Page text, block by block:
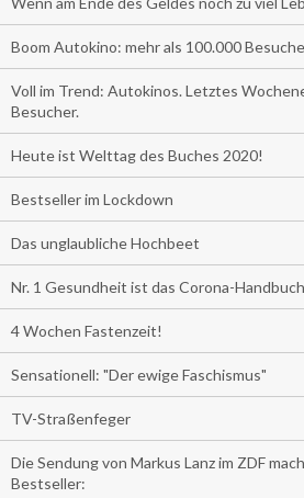
Boom Autokino: mehr als 100.000
Voll im Trend: Autokinos. Letztes
Besucher.
Heute ist Welttag des Buches 2020!
Bestseller im Lockdown
Das unglaubliche Hochbeet
Nr. 1 Gesundheit ist das Corona-Handbuch
4 Wochen Fastenzeit!
Sensationell: "Der ewige Faschismus"
TV-Straßenfeger
Die Sendung von Markus Lanz im ZDF
Bestseller: